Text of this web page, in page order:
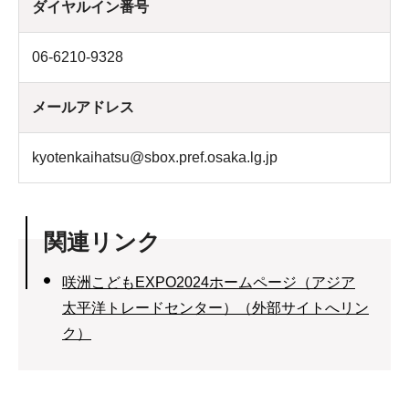
ダイヤルイン番号
06-6210-9328
メールアドレス
kyotenkaihatsu@sbox.pref.osaka.lg.jp
関連リンク
咲洲こどもEXPO2024ホームページ（アジア
太平洋トレードセンター）（外部サイトへリン
ク）